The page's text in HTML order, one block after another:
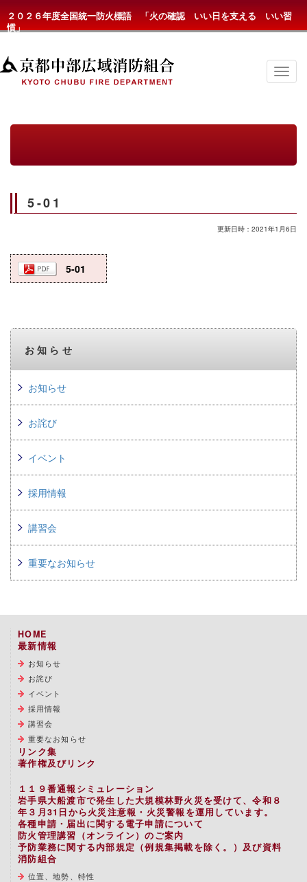
２０２６年度全国統一防火標語 「火の確認 いい日を支える いい習
慣」
京
都
組
ニ
ュ
ー
5-01
更新日時：2021年1月6日
5-01
お知らせ
お知らせ
お詫び
イベント
採用情報
講習会
重要なお知らせ
HOME
最新情報
お知らせ
お詫び
イベント
採用情報
講習会
重要なお知らせ
リンク集
著作権及びリンク
１１９番通報シミュレーション
岩手県大船渡市で発生した大規模林野火災を受けて、令和８
年３月31日から火災注意報・火災警報を運用しています。
各種申請・届出に関する電子申請について
防火管理講習（オンライン）のご案内
予防業務に関する内部規定（例規集掲載を除く。）及び資料
消防組合
位置、地勢、特性